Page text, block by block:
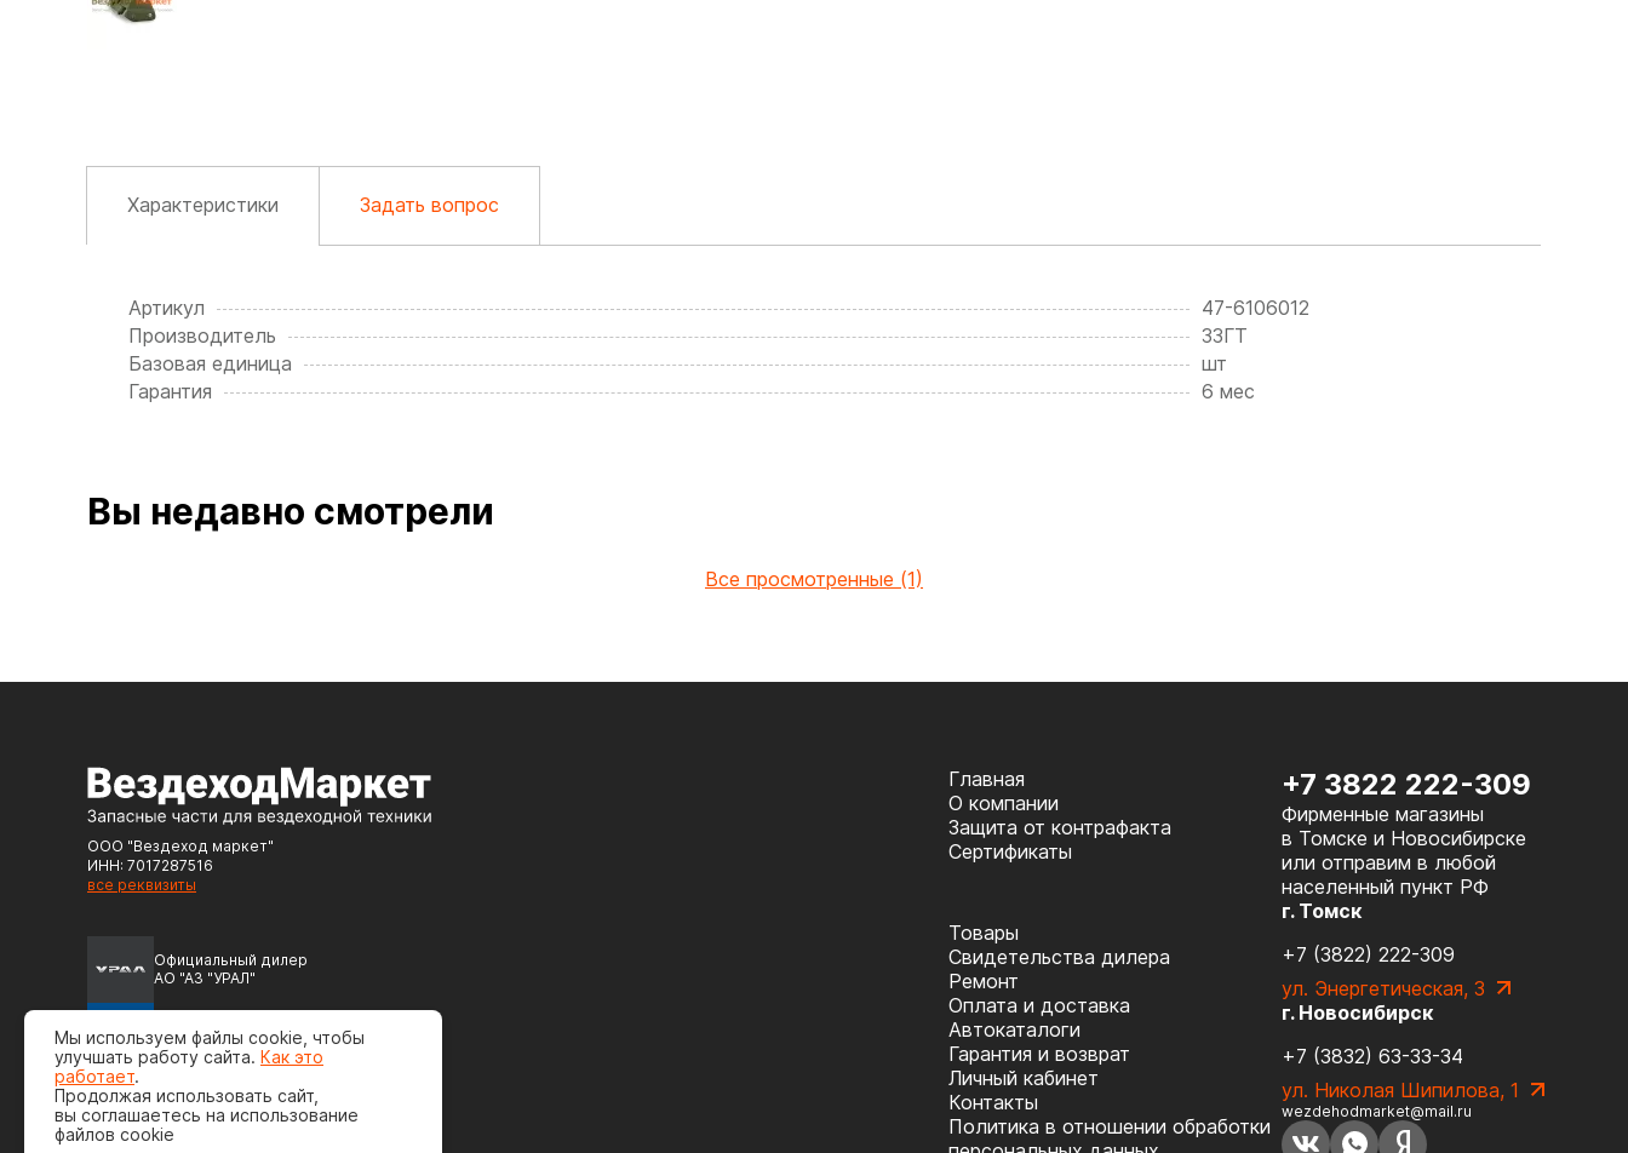
Характеристики Задать вопрос
Артикул
47-6106012
Производитель
ЗЗГТ
Базовая единица
шт
Гарантия
6 мес
Вы недавно смотрели
Все просмотренные (1)
ООО "Вездеход маркет"
ИНН: 7017287516
все реквизиты
Официальный дилер
АО "АЗ "УРАЛ"
Официальный дилер
ПАО "Автодизель" (ЯМЗ)
Главная
О компании
Защита от контрафакта
Сертификаты
Товары
Cвидетельства дилера
Ремонт
Оплата и доставка
Автокаталоги
Гарантия и возврат
Личный кабинет
Контакты
Политика в отношении обработки
+7 3822 222-309
Фирменные магазины
в Томске и Новосибирске
или отправим в любой
населенный пункт РФ
г. Томск
+7 (3822) 222-309
ул. Энергетическая, 3
г. Новосибирск
+7 (3832) 63-33-34
ул. Николая Шипилова, 1
wezdehodmarket@mail.ru
Мы используем файлы cookie, чтобы
улучшать работу сайта. Как это
работает.
Продолжая использовать сайт,
вы соглашаетесь на использование
файлов cookie